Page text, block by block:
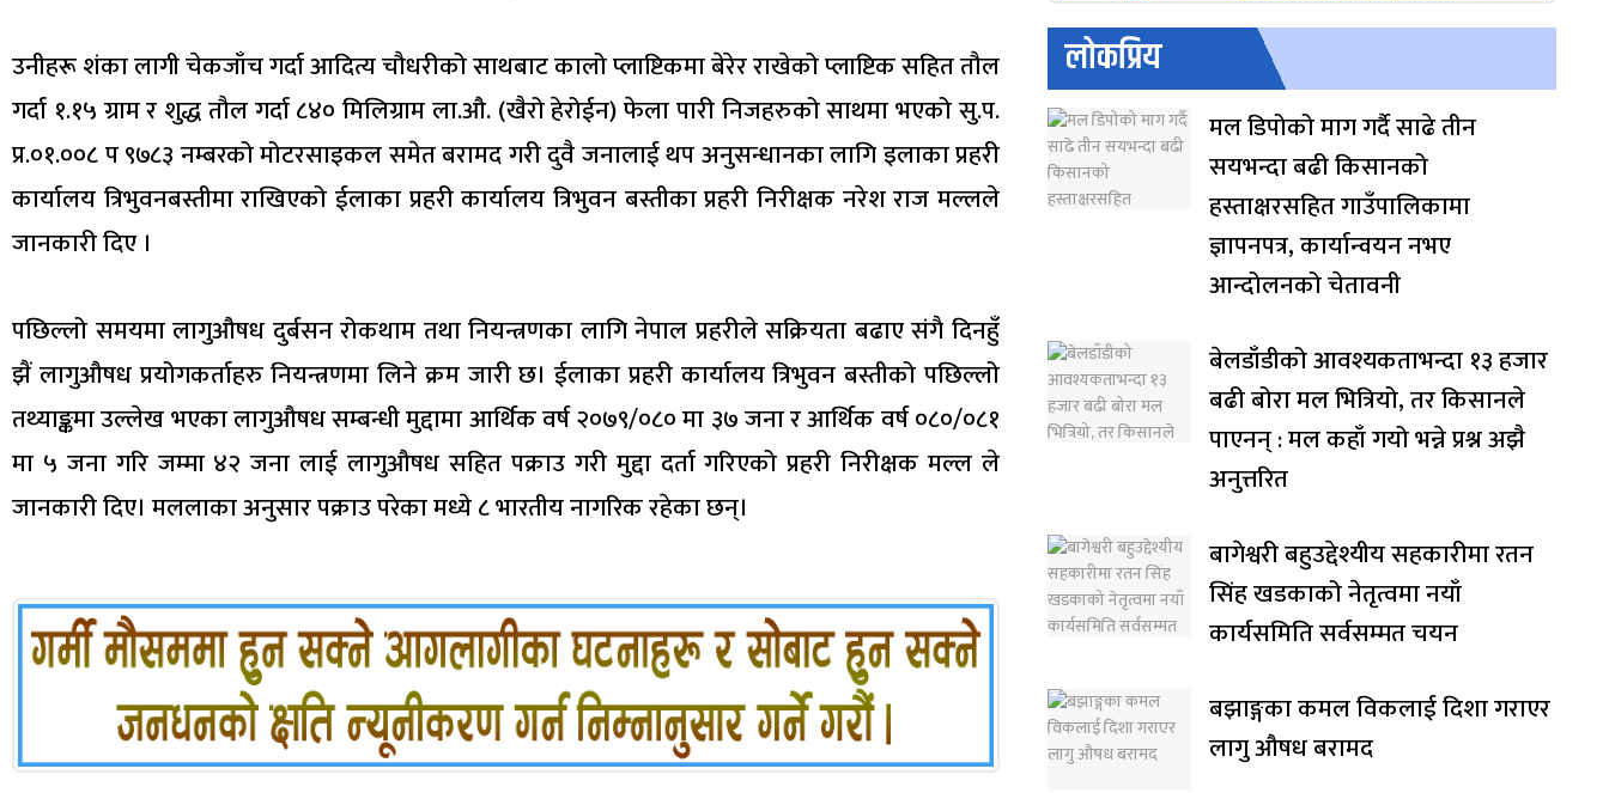
उनीहरू शंका लागी चेकजाँच गर्दा आदित्य चौधरीको साथबाट कालो प्लाष्टिकमा बेरेर राखेको प्लाष्टिक सहित तौल
गर्दा १.१५ ग्राम र शुद्ध तौल गर्दा ८४० मिलिग्राम ला.औ. (खैरो हेरोईन) फेला पारी निजहरुको साथमा भएको सु.प.
प्र.०१.००८ प ९७८३ नम्बरको मोटरसाइकल समेत बरामद गरी दुवै जनालाई थप अनुसन्धानका लागि इलाका प्रहरी
कार्यालय त्रिभुवनबस्तीमा राखिएको ईलाका प्रहरी कार्यालय त्रिभुवन बस्तीका प्रहरी निरीक्षक नरेश राज मल्लले
जानकारी दिए ।
पछिल्लो समयमा लागुऔषध दुर्बसन रोकथाम तथा नियन्त्रणका लागि नेपाल प्रहरीले सक्रियता बढाए संगै दिनहुँ
झैं लागुऔषध प्रयोगकर्ताहरु नियन्त्रणमा लिने क्रम जारी छ। ईलाका प्रहरी कार्यालय त्रिभुवन बस्तीको पछिल्लो
तथ्याङ्कमा उल्लेख भएका लागुऔषध सम्बन्धी मुद्दामा आर्थिक वर्ष २०७९/०८० मा ३७ जना र आर्थिक वर्ष ०८०/०८१
मा ५ जना गरि जम्मा ४२ जना लाई लागुऔषध सहित पक्राउ गरी मुद्दा दर्ता गरिएको प्रहरी निरीक्षक मल्ल ले
जानकारी दिए। मललाका अनुसार पक्राउ परेका मध्ये ८ भारतीय नागरिक रहेका छन्।
लोकप्रिय
मल डिपोको माग गर्दै साढे तीन
सयभन्दा बढी किसानको
हस्ताक्षरसहित गाउँपालिकामा
ज्ञापनपत्र, कार्यान्वयन नभए
आन्दोलनको चेतावनी
बेलडाँडीको आवश्यकताभन्दा १३ हजार
बढी बोरा मल भित्रियो, तर किसानले
पाएनन् : मल कहाँ गयो भन्ने प्रश्न अझै
अनुत्तरित
बागेश्वरी बहुउद्देश्यीय सहकारीमा रतन
सिंह खडकाको नेतृत्वमा नयाँ
कार्यसमिति सर्वसम्मत चयन
बझाङ्गका कमल विकलाई दिशा गराएर
लागु औषध बरामद